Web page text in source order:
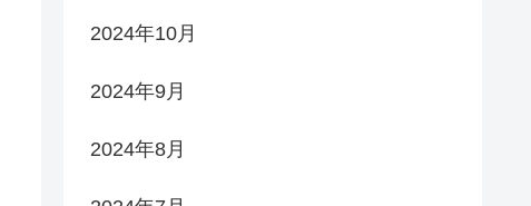
2024年10月
2024年9月
2024年8月